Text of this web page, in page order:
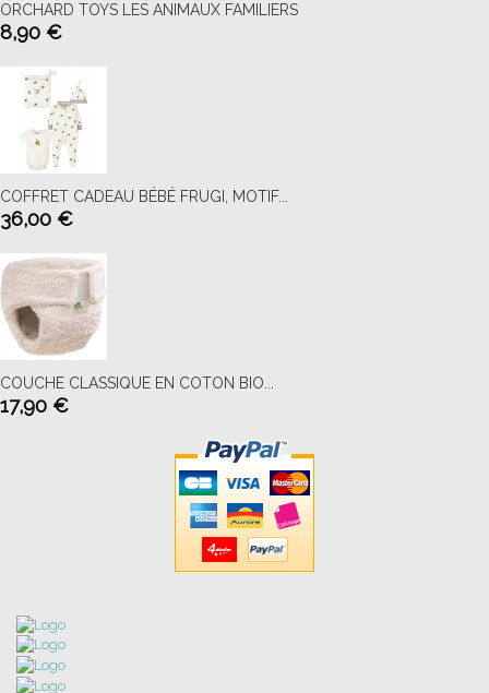
ORCHARD TOYS LES ANIMAUX FAMILIERS
8,90 €
COFFRET CADEAU BÉBÉ FRUGI, MOTIF...
36,00 €
COUCHE CLASSIQUE EN COTON BIO...
17,90 €